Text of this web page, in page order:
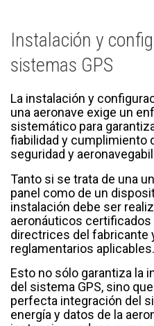
Instalación y
sistemas GPS
La instalación y
una aeronave exige un
sistemático para
fiabilidad y cumplimiento
seguridad y
Tanto si se trata de una
panel como de un
instalación debe ser
aeronáuticos certificados
directrices del fabricante
reglamentarios aplicables.
Esto no sólo garantiza la
del sistema GPS, sino
perfecta integración del
energía y datos de la